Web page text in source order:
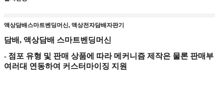
액상담배스마트벤딩머신, 액상전자담배자판기
담배, 액상담배 스마트벤딩머신
- 점포 유형 및 판매 상품에 따라 메커니즘 제작은 물론 판매부
여러대 연동하여 커스터마이징 지원